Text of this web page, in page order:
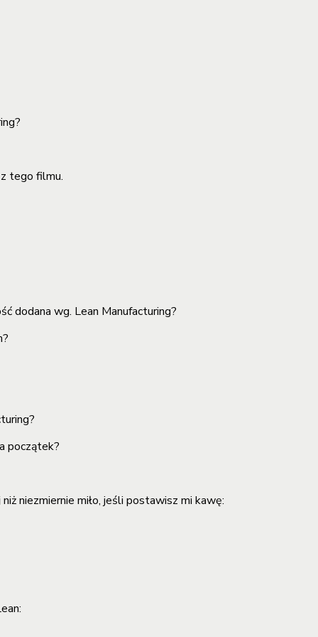
tego filmu.
dodana wg. Lean Manufacturing?
początek?
niezmiernie miło, jeśli postawisz mi kawę: